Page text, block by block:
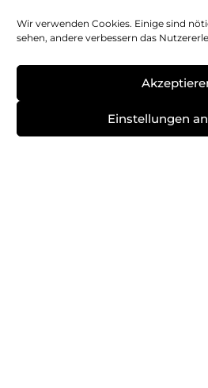
Wir verwenden Cookies. Einige sind
sehen, andere verbessern das
Einstellungen
Umdenken Umwelt